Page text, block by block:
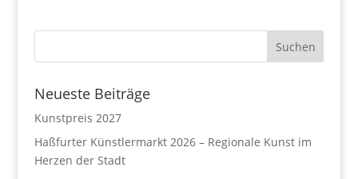
Neueste Beiträge
Kunstpreis 2027
Haßfurter Künstlermarkt 2026 – Regionale Kunst im
Herzen der Stadt